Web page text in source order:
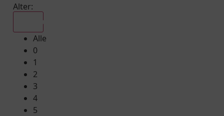
Alter:
Alle
0
1
2
3
4
5